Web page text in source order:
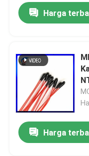
Rumah
Video
Tentang Kami
Tur Pabrik
Harga
Harga